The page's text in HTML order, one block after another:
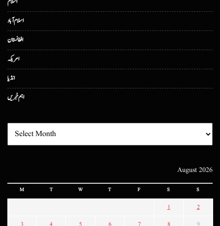
اسلام آباد
افغانستان
امریکہ
انڈیا
اہم خبریں
August 2026
M T W T F S S
1 2